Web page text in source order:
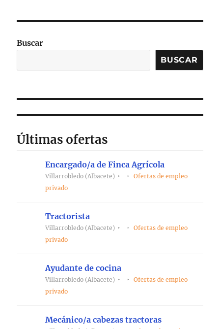
Buscar
BUSCAR
Últimas ofertas
Encargado/a de Finca Agrícola
Villarrobledo (Albacete)
Ofertas de empleo
privado
Tractorista
Villarrobledo (Albacete)
Ofertas de empleo
privado
Ayudante de cocina
Villarrobledo (Albacete)
Ofertas de empleo
privado
Mecánico/a cabezas tractoras